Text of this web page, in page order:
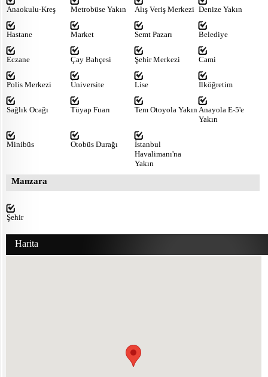
Anaokulu-Kreş Metrobüse Yakın Alış Veriş Merkezi Denize Yakın
Hastane Market Semt Pazarı Belediye
Eczane Çay Bahçesi Şehir Merkezi Cami
Polis Merkezi Üniversite Lise İlköğretim
Sağlık Ocağı Tüyap Fuarı Tem Otoyola Yakın Anayola E-5'e
Yakın
Minibüs Otobüs Durağı
İstanbul
Havalimanı'na
Yakın
Manzara
Şehir
Harita